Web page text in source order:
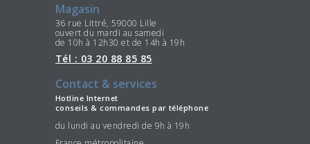
Magasin
36 rue Littré, 59000 Lille
ouvert du mardi au samedi
de 10h à 12h30 et de 14h à 19h
Tél : 03 20 88 85 85
Contact & services
Hotline Internet
conseils & commandes par téléphone
du lundi au vendredi de 9h à 19h